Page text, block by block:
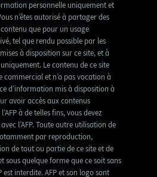
personnelle uniquement et
n’êtes autorisé à partager des
que pour un usage
tel que rendu possible par les
à disposition sur ce site, et à
Le contenu de ce site
commercial et n’a pas vocation à
d’information mis à disposition à
avoir accès aux contenus
à de telles fins, vous devez
l’AFP. Toute autre utilisation de
par reproduction,
de tout ou partie de ce site et de
sous quelque forme que ce soit sans
est interdite. AFP et son logo sont